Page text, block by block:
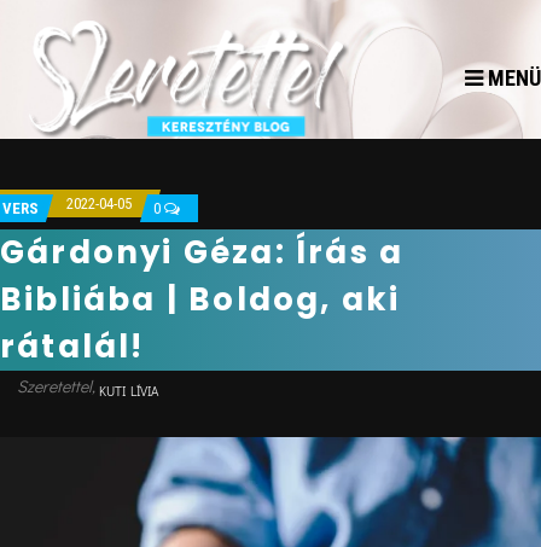
MENÜ
VERS 2022-04-05 0
Gárdonyi Géza: Írás a
Bibliába | Boldog, aki
rátalál!
KUTI LÍVIA